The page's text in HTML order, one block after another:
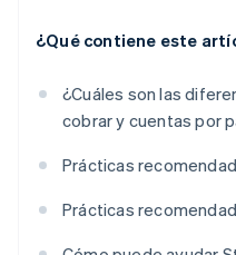
¿Qué contiene este
¿Cuáles son las
cobrar y cuentas por
Prácticas
Prácticas